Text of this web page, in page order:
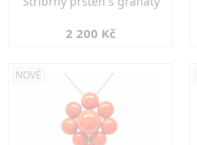
2 200 Kč
NOVÉ